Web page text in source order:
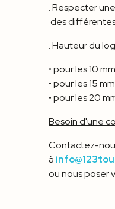
. Respecter
des
. Hauteur du
• pour les 10
• pour les 15
• pour les 20
Besoin d'une
Contactez-
à
ou nous poser